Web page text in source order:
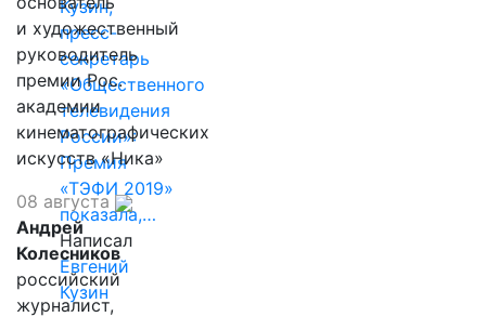
Кузин,
пресс-
секретарь
«Общественного
телевидения
России»:
Премия
«ТЭФИ 2019»
показала,…
Написал
Евгений
Кузин
и художественный
руководитель
премии Рос.
академии
кинематографических
искусств «Ника»
08 августа
Андрей
Колесников
российский
журналист,